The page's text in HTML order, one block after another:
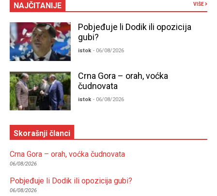
NAJČITANIJE VIŠE
Pobjeđuje li Dodik ili opozicija
gubi?
istok - 06/08/2026
Crna Gora – orah, voćka
čudnovata
istok - 06/08/2026
Skorašnji članci
Crna Gora – orah, voćka čudnovata
06/08/2026
Pobjeđuje li Dodik ili opozicija gubi?
06/08/2026